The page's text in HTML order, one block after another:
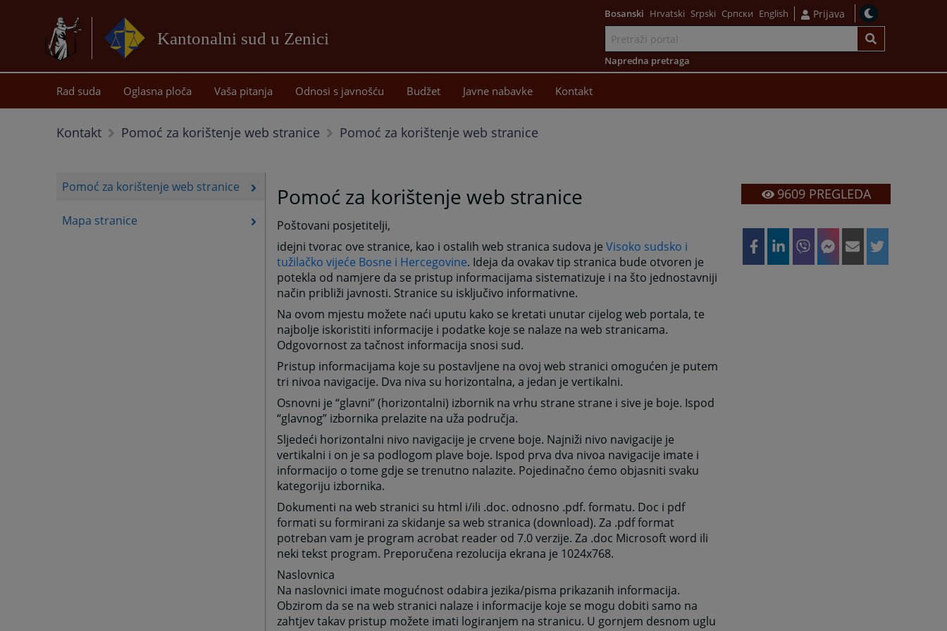
Kantonalni sud u Zenici
sadržaj
Bosanski Hrvatski Srpski Српски English Prijava
Napredna pretraga
Rad suda Oglasna ploča Vaša pitanja Odnosi s javnošću Budžet Javne nabavke Kontakt
Kontakt Pomoć za korištenje web stranice Pomoć za korištenje web stranice
Pomoć za korištenje web stranice
Mapa stranice
Pomoć za korištenje web stranice
Poštovani posjetitelji,
idejni tvorac ove stranice, kao i ostalih web stranica sudova je Visoko sudsko i
tužilačko vijeće Bosne i Hercegovine. Ideja da ovakav tip stranica bude otvoren je
potekla od namjere da se pristup informacijama sistematizuje i na što jednostavniji
način približi javnosti. Stranice su isključivo informativne.
Na ovom mjestu možete naći uputu kako se kretati unutar cijelog web portala, te
najbolje iskoristiti informacije i podatke koje se nalaze na web stranicama.
Odgovornost za tačnost informacija snosi sud.
Pristup informacijama koje su postavljene na ovoj web stranici omogućen je putem
tri nivoa navigacije. Dva niva su horizontalna, a jedan je vertikalni.
Osnovni je “glavni” (horizontalni) izbornik na vrhu strane strane i sive je boje. Ispod
“glavnog” izbornika prelazite na uža područja.
Sljedeći horizontalni nivo navigacije je crvene boje. Najniži nivo navigacije je
vertikalni i on je sa podlogom plave boje. Ispod prva dva nivoa navigacije imate i
informacijo o tome gdje se trenutno nalazite. Pojedinačno ćemo objasniti svaku
kategoriju izbornika.
Dokumenti na web stranici su html i/ili .doc. odnosno .pdf. formatu. Doc i pdf
formati su formirani za skidanje sa web stranica (download). Za .pdf format
potreban vam je program acrobat reader od 7.0 verzije. Za .doc Microsoft word ili
neki tekst program. Preporučena rezolucija ekrana je 1024x768.
Naslovnica
Na naslovnici imate mogućnost odabira jezika/pisma prikazanih informacija.
Obzirom da se na web stranici nalaze i informacije koje se mogu dobiti samo na
zahtjev takav pristup možete imati logiranjem na stranicu. U gornjem desnom uglu
9609PREGLEDA